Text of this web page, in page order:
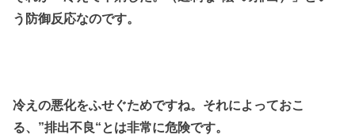
う防御反応なのです。
冷えの悪化をふせぐためですね。それによっておこ
る、”排出不良“とは非常に危険です。